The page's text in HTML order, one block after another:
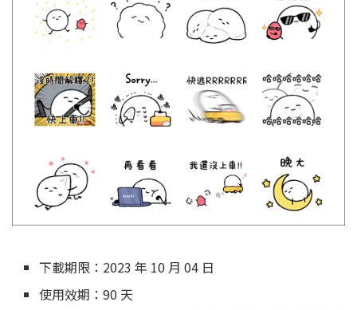
下載期限：2023 年 10 月 04 日
使用效期：90 天